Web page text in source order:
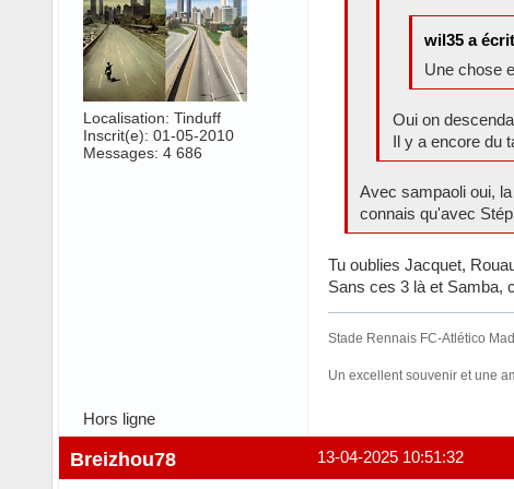
Localisation: Tinduff
Inscrit(e): 01-05-2010
Messages: 4 686
wil35 a
Une chose
Oui on
Il y a encore du
Avec sampaoli oui,
connais qu'avec
Tu oublies Jacquet,
Sans ces 3 là et Samba,
Stade Rennais FC-Atlético
Un excellent souvenir et une
Hors ligne
13-04-2025 10:51:32
Breizhou78